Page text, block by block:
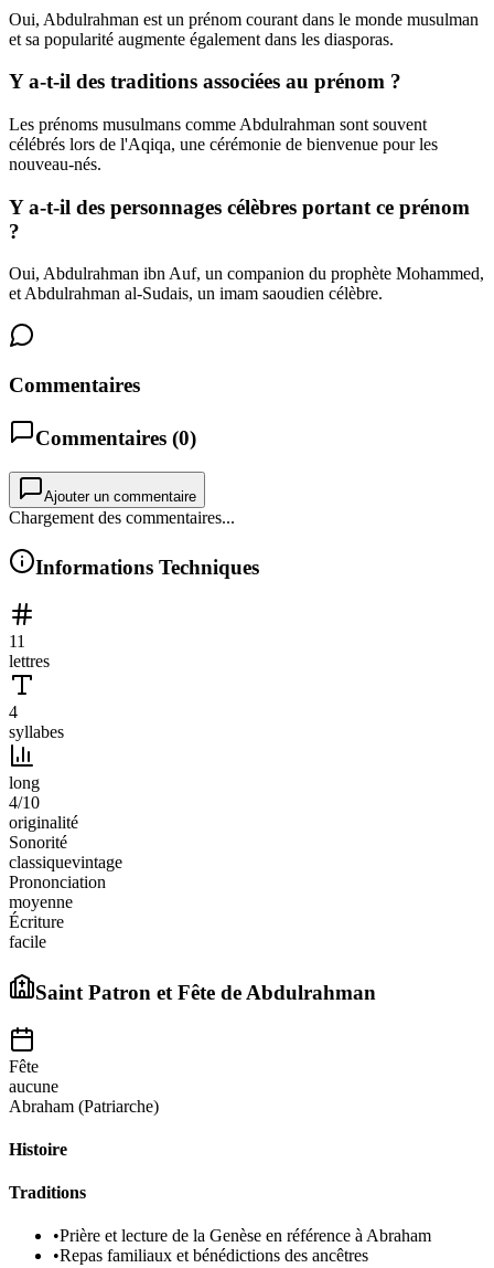
Oui, Abdulrahman est un prénom courant dans le monde musulman
et sa popularité augmente également dans les diasporas.
Y a-t-il des traditions associées au prénom ?
Les prénoms musulmans comme Abdulrahman sont souvent
célébrés lors de l'Aqiqa, une cérémonie de bienvenue pour les
nouveau-nés.
Y a-t-il des personnages célèbres portant ce prénom
?
Oui, Abdulrahman ibn Auf, un companion du prophète Mohammed,
et Abdulrahman al-Sudais, un imam saoudien célèbre.
Commentaires
Commentaires (0)
Ajouter un commentaire
Chargement des commentaires...
Informations Techniques
11
lettres
4
syllabes
long
4/10
originalité
Sonorité
classiquevintage
Prononciation
moyenne
Écriture
facile
Saint Patron et Fête de Abdulrahman
Fête
aucune
Abraham (Patriarche)
Histoire
Traditions
•Prière et lecture de la Genèse en référence à Abraham
•Repas familiaux et bénédictions des ancêtres